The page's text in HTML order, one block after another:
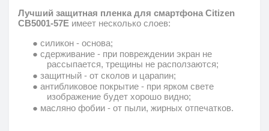
Лучший защитная пленка для смартфона Citizen
CB5001-57E имеет несколько слоев:
● силикон - основа;
● сдерживание - при повреждении экран не
рассыпается, трещины не расползаются;
● защитный - от сколов и царапин;
● антибликовое покрытие - при ярком свете
изображение будет хорошо видно;
● масляно фобии - от пыли, жирных отпечатков.